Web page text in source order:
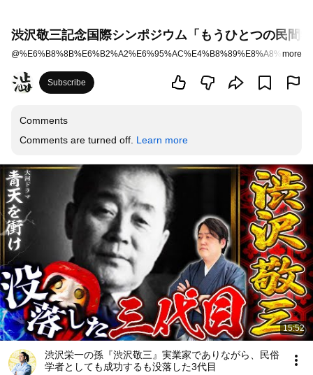
渋沢敬三記念国際シンポジウム「もうひとつの民間
@ more
Subscribe
Comments
Comments are turned off. Learn more
15:52
渋沢栄一の孫『渋沢敬三』実業家でありながら、民俗
学者としても成功するも没落した3代目